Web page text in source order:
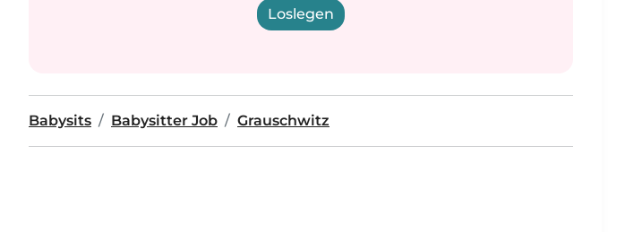
Loslegen
Babysits Babysitter Job Grauschwitz